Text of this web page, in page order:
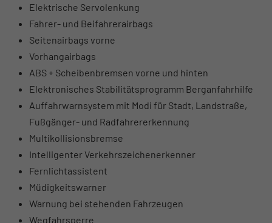
Elektrische Servolenkung
Fahrer- und Beifahrerairbags
Seitenairbags vorne
Vorhangairbags
ABS + Scheibenbremsen vorne und hinten
Elektronisches Stabilitätsprogramm Berganfahrhilfe
Auffahrwarnsystem mit Modi für Stadt, Landstraße,
Fußgänger- und Radfahrererkennung
Multikollisionsbremse
Intelligenter Verkehrszeichenerkenner
Fernlichtassistent
Müdigkeitswarner
Warnung bei stehenden Fahrzeugen
Wegfahrsperre